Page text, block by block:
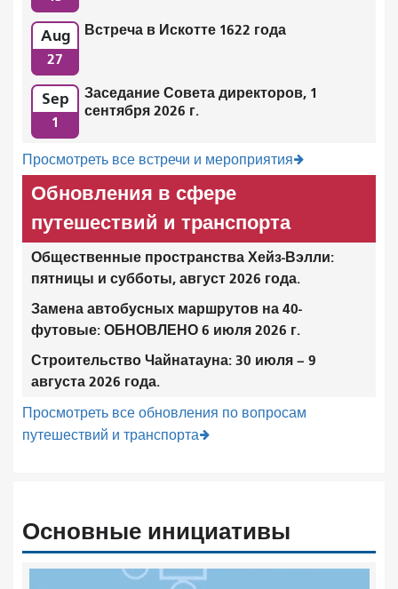
Aug
27
Встреча в Искотте 1622 года
Sep
1
Заседание Совета директоров, 1
сентября 2026 г.
Просмотреть все встречи и мероприятия
Обновления в сфере
путешествий и транспорта
Общественные пространства Хейз-Вэлли:
пятницы и субботы, август 2026 года.
Замена автобусных маршрутов на 40-
футовые: ОБНОВЛЕНО 6 июля 2026 г.
Строительство Чайнатауна: 30 июля – 9
августа 2026 года.
Просмотреть все обновления по вопросам
путешествий и транспорта
Основные инициативы